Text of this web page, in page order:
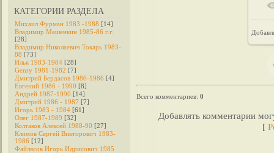
КАТЕГОРИИ РАЗДЕЛА
Михаил Фурман 1983 -1988 [14]
Владимир Машенкин 1985-86 г.г.
[28]
Владимир Николаевич Токарь 1983-
88 [73]
Илья 1983-1984 [28]
Genry 1981-1982 [7]
Дмитрий Бердасов 1986-1986 [4]
Евгений 1986 - 1990 [8]
Андрей 1987-1990 [14]
Дмитрий 1986 - 1987 [7]
Игорь 1983 - 1984 [61]
Олег 1987-1989 [32]
Колтаков Алексей 1988-90 [27]
Климов Сергей Викторович 1983-
1986 [12]
Файлясов Игорь Идрисович 1985
Всего комментариев: 0
Добавлять комментарии
[